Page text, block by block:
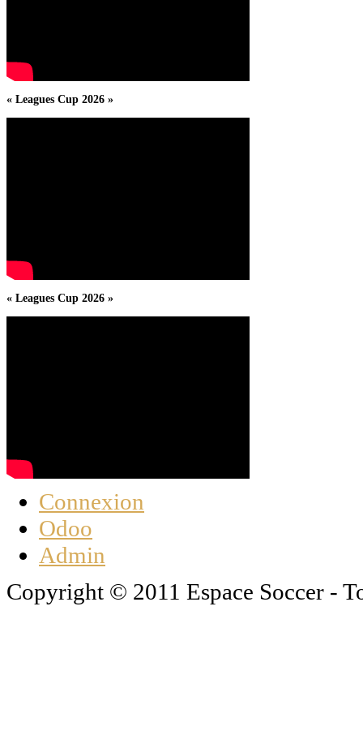
« Leagues Cup 2026 »
« Leagues Cup 2026 »
Connexion
Odoo
Admin
Copyright © 2011 Espace Soccer -